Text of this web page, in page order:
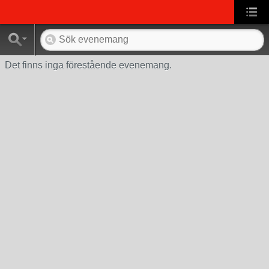
Det finns inga förestående evenemang.